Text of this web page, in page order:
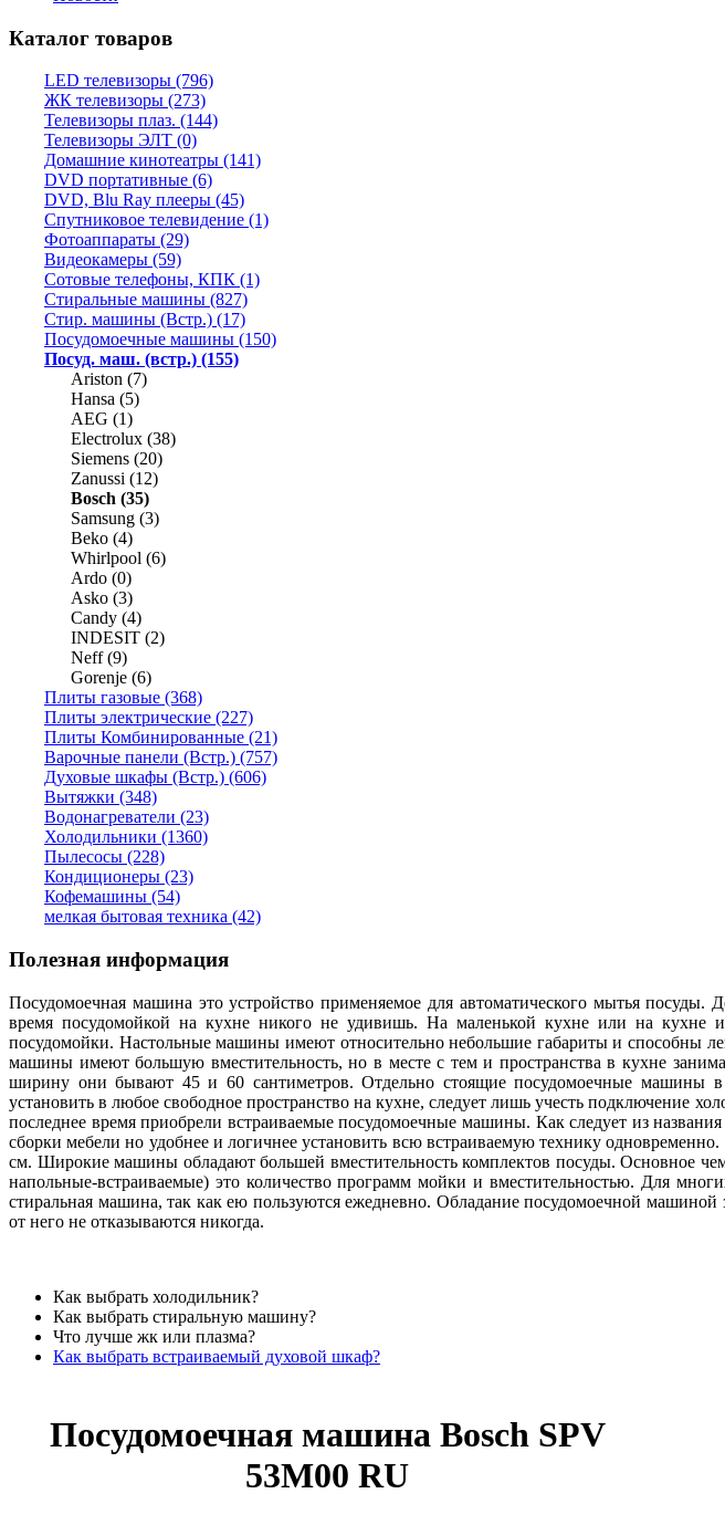
Каталог товаров
LED телевизоры (796)
ЖК телевизоры (273)
Телевизоры плаз. (144)
Телевизоры ЭЛТ (0)
Домашние кинотеатры (141)
DVD портативные (6)
DVD, Blu Ray плееры (45)
Спутниковое телевидение (1)
Фотоаппараты (29)
Видеокамеры (59)
Сотовые телефоны, КПК (1)
Стиральные машины (827)
Стир. машины (Встр.) (17)
Посудомоечные машины (150)
Посуд. маш. (встр.) (155)
Ariston (7)
Hansa (5)
AEG (1)
Electrolux (38)
Siemens (20)
Zanussi (12)
Bosch (35)
Samsung (3)
Beko (4)
Whirlpool (6)
Ardo (0)
Asko (3)
Candy (4)
INDESIT (2)
Neff (9)
Gorenje (6)
Плиты газовые (368)
Плиты электрические (227)
Плиты Комбинированные (21)
Варочные панели (Встр.) (757)
Духовые шкафы (Встр.) (606)
Вытяжки (348)
Водонагреватели (23)
Холодильники (1360)
Пылесосы (228)
Кондиционеры (23)
Кофемашины (54)
мелкая бытовая техника (42)
Полезная информация
Посудомоечная машина это устройство применяемое для автоматического мытья
время посудомойкой на кухне никого не удивишь. На маленькой кухне или на кухне
посудомойки. Настольные машины имеют относительно небольшие габариты и способны
машины имеют большую вместительность, но в месте с тем и пространства в кухне
ширину они бывают 45 и 60 сантиметров. Отдельно стоящие посудомоечные машины
установить в любое свободное пространство на кухне, следует лишь учесть подключение
последнее время приобрели встраиваемые посудомоечные машины. Как следует из
сборки мебели но удобнее и логичнее установить всю встраиваемую технику
см. Широкие машины обладают большей вместительность комплектов посуды. Основное
напольные-встраиваемые) это количество программ мойки и вместительностью. Для
стиральная машина, так как ею пользуются ежедневно. Обладание посудомоечной
от него не отказываются никогда.
Как выбрать холодильник?
Как выбрать стиральную машину?
Что лучше жк или плазма?
Как выбрать встраиваемый духовой шкаф?
Посудомоечная машина Bosch SPV
53M00 RU